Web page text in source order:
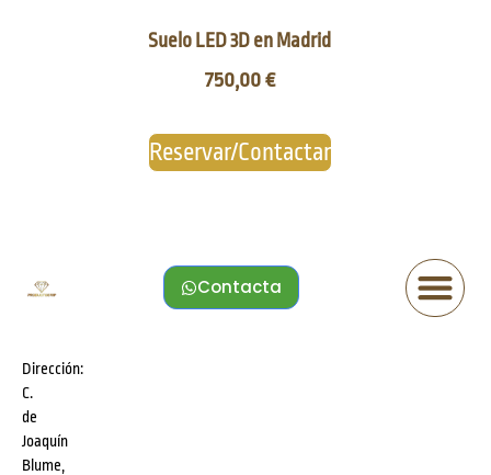
Suelo LED 3D en Madrid
750,00€
Reservar/Contactar
Contacta
Dirección:
C.
de
Joaquín
Blume,